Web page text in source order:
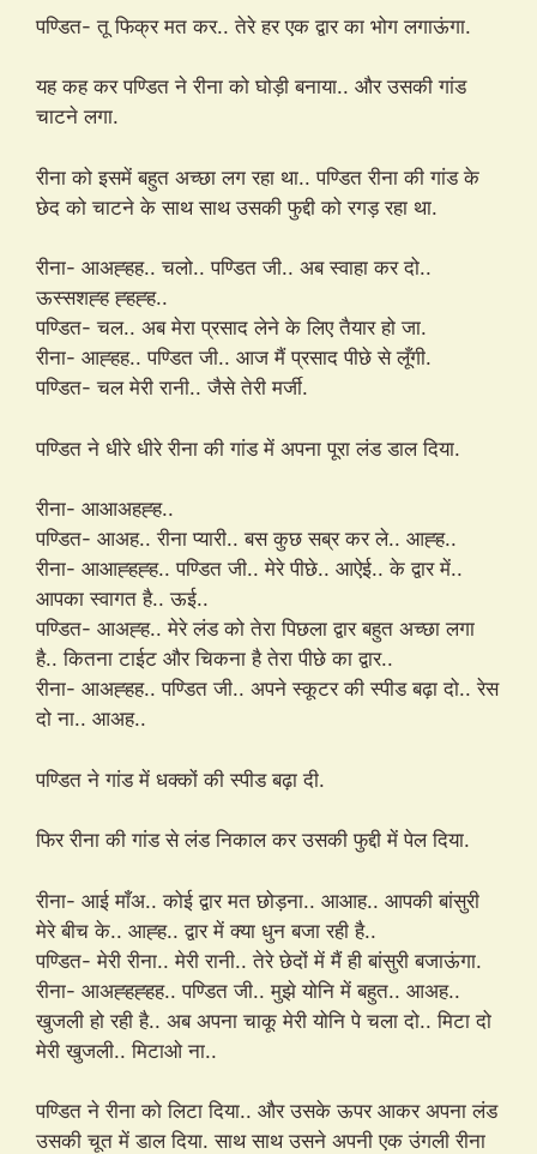
पण्डित- तू फिक्र मत कर.. तेरे हर एक द्वार का भोग लगाऊंगा.
यह कह कर पण्डित ने रीना को घोड़ी बनाया.. और उसकी गांड
चाटने लगा.
रीना को इसमें बहुत अच्छा लग रहा था.. पण्डित रीना की गांड के
छेद को चाटने के साथ साथ उसकी फुद्दी को रगड़ रहा था.
रीना- आअह्हह.. चलो.. पण्डित जी.. अब स्वाहा कर दो..
ऊस्सशह्ह ह्हह्ह..
पण्डित- चल.. अब मेरा प्रसाद लेने के लिए तैयार हो जा.
रीना- आह्हह.. पण्डित जी.. आज मैं प्रसाद पीछे से लूँगी.
पण्डित- चल मेरी रानी.. जैसे तेरी मर्जी.
पण्डित ने धीरे धीरे रीना की गांड में अपना पूरा लंड डाल दिया.
रीना- आआअहह्ह..
पण्डित- आअह.. रीना प्यारी.. बस कुछ सब्र कर ले.. आह्ह..
रीना- आआह्हह्ह.. पण्डित जी.. मेरे पीछे.. आऐई.. के द्वार में..
आपका स्वागत है.. ऊई..
पण्डित- आअह्ह.. मेरे लंड को तेरा पिछला द्वार बहुत अच्छा लगा
है.. कितना टाईट और चिकना है तेरा पीछे का द्वार..
रीना- आअह्हह.. पण्डित जी.. अपने स्कूटर की स्पीड बढ़ा दो.. रेस
दो ना.. आअह..
पण्डित ने गांड में धक्कों की स्पीड बढ़ा दी.
फिर रीना की गांड से लंड निकाल कर उसकी फुद्दी में पेल दिया.
रीना- आई माँअ.. कोई द्वार मत छोड़ना.. आआह.. आपकी बांसुरी
मेरे बीच के.. आह्ह.. द्वार में क्या धुन बजा रही है..
पण्डित- मेरी रीना.. मेरी रानी.. तेरे छेदों में मैं ही बांसुरी बजाऊंगा.
रीना- आअह्हह्हह.. पण्डित जी.. मुझे योनि में बहुत.. आअह..
खुजली हो रही है.. अब अपना चाकू मेरी योनि पे चला दो.. मिटा दो
मेरी खुजली.. मिटाओ ना..
पण्डित ने रीना को लिटा दिया.. और उसके ऊपर आकर अपना लंड
उसकी चूत में डाल दिया. साथ साथ उसने अपनी एक उंगली रीना